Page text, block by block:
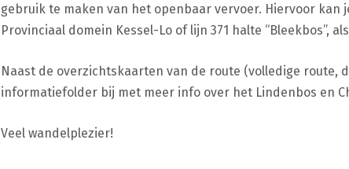
gebruik te maken van het openbaar vervoer. Hiervoor
Provinciaal domein Kessel-Lo of lijn 371 halte “Bleekbos”,
Naast de overzichtskaarten van de route (volledige route,
informatiefolder bij met meer info over het Lindenbos en
Veel wandelplezier!